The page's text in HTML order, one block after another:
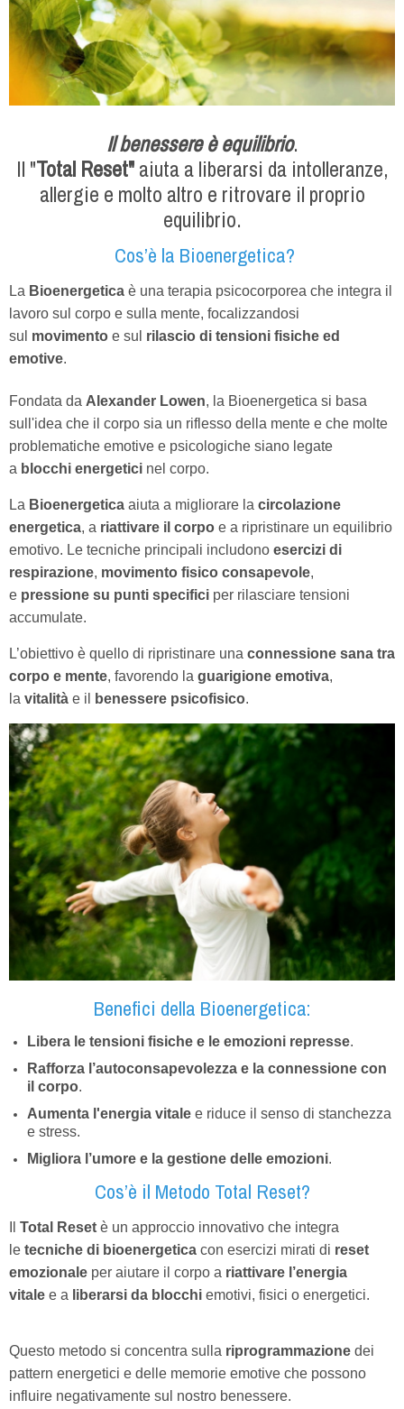
Il benessere è equilibrio.
Il "Total Reset"aiuta a liberarsi da intolleranze,
allergie e molto altro e ritrovare il proprio
equilibrio.
Cos’è la Bioenergetica?
La Bioenergetica è una terapia psicocorporea che integra il
lavoro sul corpo e sulla mente, focalizzandosi
sul movimento e sul rilascio di tensioni fisiche ed
emotive.
Fondata da Alexander Lowen, la Bioenergetica si basa
sull'idea che il corpo sia un riflesso della mente e che molte
problematiche emotive e psicologiche siano legate
a blocchi energetici nel corpo.
La Bioenergetica aiuta a migliorare la circolazione
energetica, a riattivare il corpo e a ripristinare un equilibrio
emotivo. Le tecniche principali includono esercizi di
respirazione, movimento fisico consapevole,
e pressione su punti specifici per rilasciare tensioni
accumulate.
L’obiettivo è quello di ripristinare una connessione sana tra
corpo e mente, favorendo la guarigione emotiva,
la vitalità e il benessere psicofisico.
Benefici della Bioenergetica:
Libera le tensioni fisiche e le emozioni represse.
Rafforza l’autoconsapevolezza e la connessione con
il corpo.
Aumenta l'energia vitale e riduce il senso di stanchezza
e stress.
Migliora l’umore e la gestione delle emozioni.
Cos’è il Metodo Total Reset?
Total Reset è un approccio innovativo che integra
le tecniche di bioenergetica con esercizi mirati di reset
emozionale per aiutare il corpo a riattivare l’energia
vitale e a liberarsi da blocchi emotivi, fisici o energetici.
Questo metodo si concentra sulla riprogrammazione dei
pattern energetici e delle memorie emotive che possono
influire negativamente sul nostro benessere.